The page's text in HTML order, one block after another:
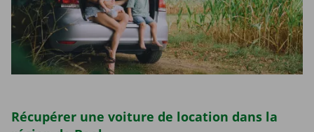
Récupérer une voiture de location dans la